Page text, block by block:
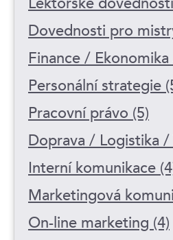
Dovednosti pro
Finance /
Personální strategie
Pracovní právo (5)
Doprava / Logistika /
Interní komunikace
Marketingová
On-line marketing (4)